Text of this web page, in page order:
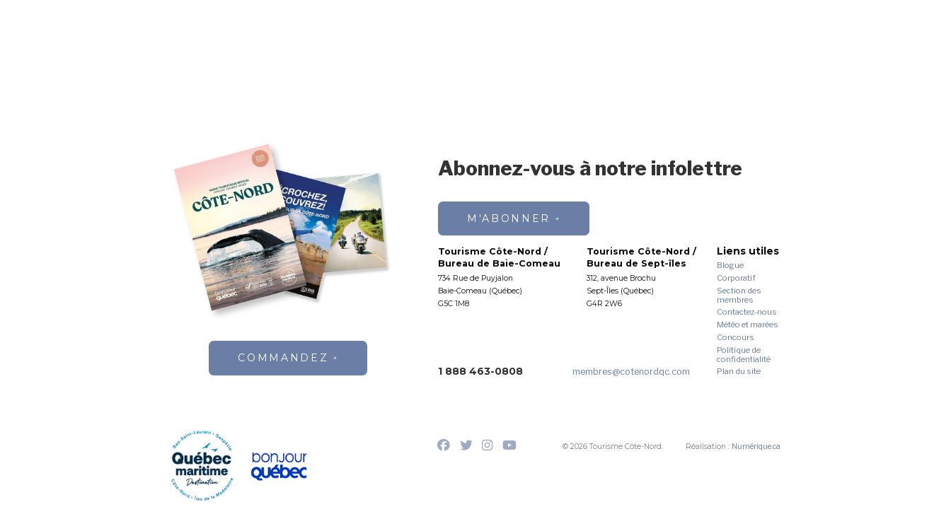
COMMANDEZ
Abonnez-vous à notre infolettre
M'ABONNER
Tourisme Côte-Nord /
Bureau de Baie-Comeau
734 Rue de Puyjalon
Baie-Comeau (Québec)
G5C 1M8
Tourisme Côte-Nord /
Bureau de Sept-îles
312, avenue Brochu
Sept-Îles (Québec)
G4R 2W6
Liens utiles
Blogue
Corporatif
Section des
membres
Contactez-nous
Météo et marées
Concours
Politique de
confidentialité
Plan du site
1 888 463-0808 membres@cotenordqc.com
© 2026 Tourisme Côte-Nord. Réalisation : Numérique.ca